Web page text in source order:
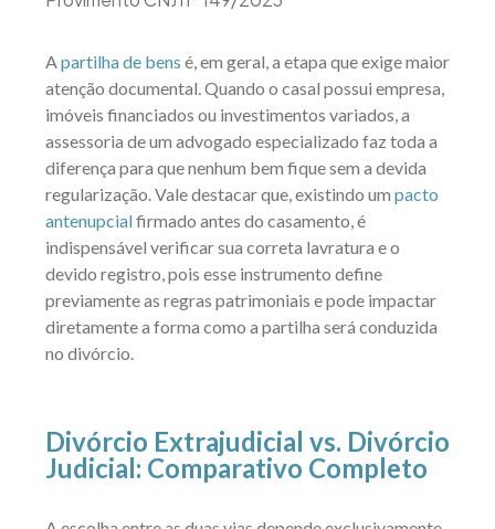
A partilha de bens é, em geral, a etapa que exige maior
atenção documental. Quando o casal possui empresa,
imóveis financiados ou investimentos variados, a
assessoria de um advogado especializado faz toda a
diferença para que nenhum bem fique sem a devida
regularização. Vale destacar que, existindo um pacto
antenupcialfirmado antes do casamento, é
indispensável verificar sua correta lavratura e o
devido registro, pois esse instrumento define
previamente as regras patrimoniais e pode impactar
diretamente a forma como a partilha será conduzida
no divórcio.
Divórcio Extrajudicial vs. Divórcio
Judicial: Comparativo Completo